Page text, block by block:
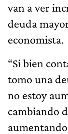
van a ver
deuda
economista.
“Si bien
tomo una
no estoy
cambiando